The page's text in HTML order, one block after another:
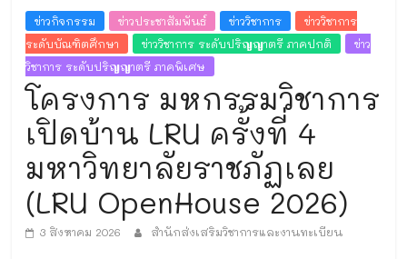
ข่าวกิจกรรม ข่าวประชาสัมพันธ์ ข่าววิชาการ
ข่าววิชาการ
ระดับบัณฑิตศึกษา
ข่าววิชาการ ระดับปริญญาตรี ภาคปกติ
ข่าว
วิชาการ ระดับปริญญาตรี ภาคพิเศษ
โครงการ มหกรรมวิชาการ
เปิดบ้าน LRU ครั้งที่ 4
มหาวิทยาลัยราชภัฏเลย
(LRU OpenHouse 2026)
3 สิงหาคม 2026 สำนักส่งเสริมวิชาการและงานทะเบียน